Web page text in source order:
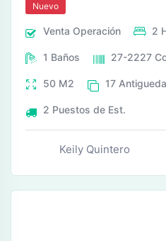
Nuevo
Venta Operación 2
1 Baños 27-2227
50 M2 17
2 Puestos de Est.
Keily Quintero